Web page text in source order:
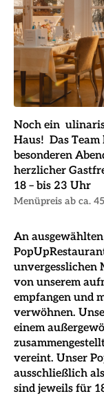
Noch ein
Haus! Das Team
besonderen
herzlicher
18 – bis 23 Uhr
Menüpreis ab ca.
An
unvergesslichen
von unserem
empfangen und
verwöhnen.
einem
vereint. Unser
ausschließlich
sind jeweils für